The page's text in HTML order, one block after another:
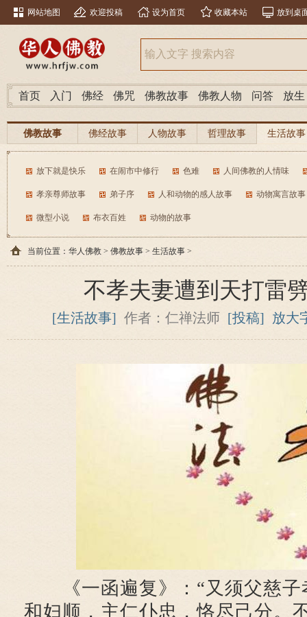
网站地图 欢迎投稿 设为首页 收藏本站 放到桌
首页 入门 佛经 佛咒 佛教故事 佛教人物 问答 放生
佛教故事 佛经故事 人物故事 哲理故事 生活故事
放下就是快乐 在闹市中修行 色难 人间佛教的人情味
孝亲尊师故事 弟子序 人和动物的感人故事 动物寓言故事
微型小说 布衣百姓 动物的故事
当前位置： 华人佛教 > 佛教故事 > 生活故事 >
不孝夫妻遭到天打雷
[生活故事] 作者：仁禅法师 [投稿] 放大
《一函遍复》：“又须父慈子
和妇顺，主仁仆忠，恪尽己分。